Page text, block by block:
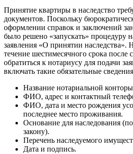
Принятие квартиры в наследство
документов. Поскольку
оформлении справок и заключений
было решено «запускать» процедуру
заявления «О принятии наследства».
течение шестимесячного срока после
обратиться к нотариусу для подачи
включать такие обязательные
Название нотариальной
ФИО, адрес и контактный
ФИО, дата и место рождения
последнее место проживания.
Основание для наследования
закону).
Перечень наследуемого
Дата и подпись.